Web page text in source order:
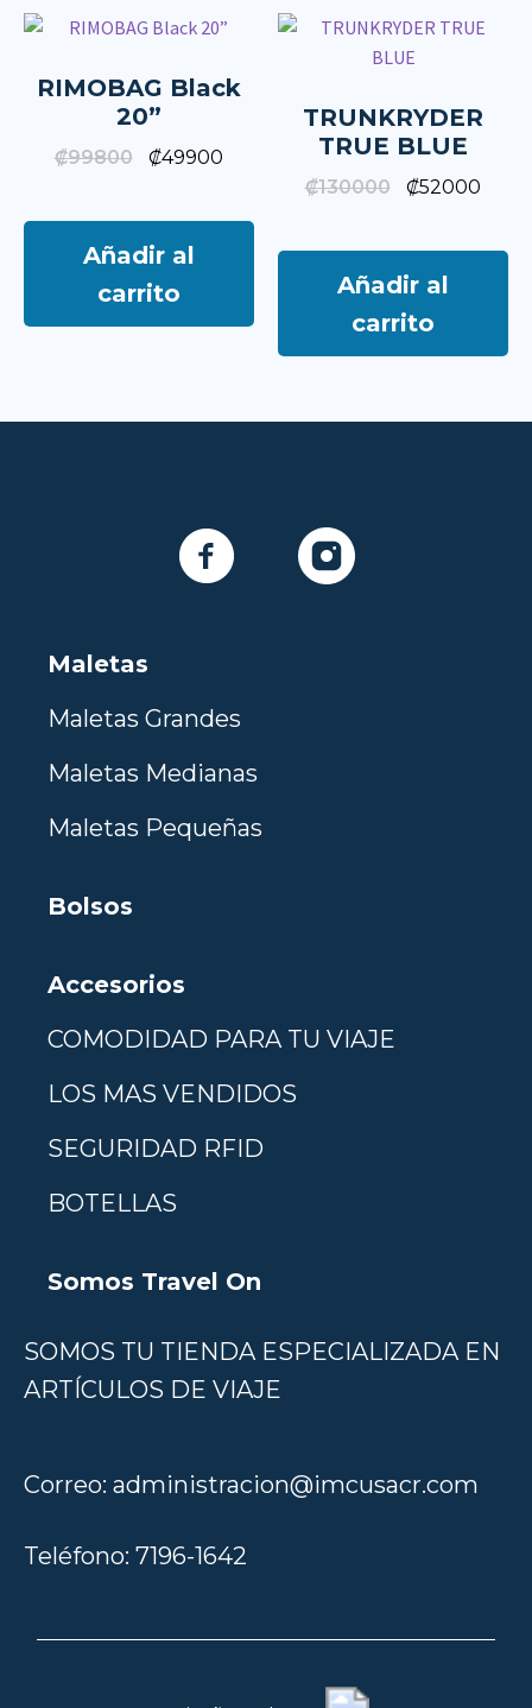
RIMOBAG Black
20”
₡99800 ₡49900
Añadir al
carrito
TRUNKRYDER
TRUE BLUE
₡130000 ₡52000
Añadir al
carrito
Maletas
Maletas Grandes
Maletas Medianas
Maletas Pequeñas
Bolsos
Accesorios
COMODIDAD PARA TU VIAJE
LOS MAS VENDIDOS
SEGURIDAD RFID
BOTELLAS
Somos Travel On
SOMOS TU TIENDA ESPECIALIZADA EN
ARTÍCULOS DE VIAJE
Correo: administracion@imcusacr.com
Teléfono: 7196-1642